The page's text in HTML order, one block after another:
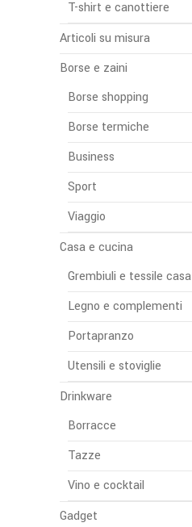
T-shirt e canottiere
Articoli su misura
Borse e zaini
Borse shopping
Borse termiche
Business
Sport
Viaggio
Casa e cucina
Grembiuli e tessile casa
Legno e complementi
Portapranzo
Utensili e stoviglie
Drinkware
Borracce
Tazze
Vino e cocktail
Gadget